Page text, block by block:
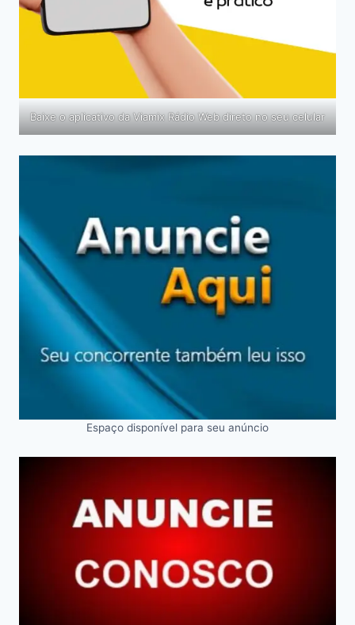
Baixe o aplicativo da Viamix Rádio Web direto no seu celular
Espaço disponível para seu anúncio